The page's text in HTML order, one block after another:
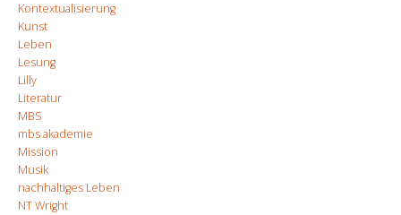
Kontextualisierung
Kunst
Leben
Lesung
Lilly
Literatur
MBS
mbs akademie
Mission
Musik
nachhaltiges Leben
NT Wright